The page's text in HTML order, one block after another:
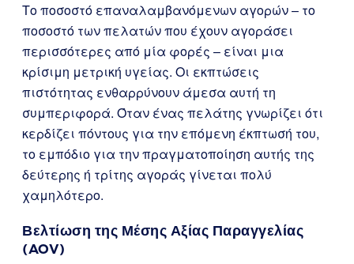
Το ποσοστό επαναλαμβανόμενων αγορών – το
ποσοστό των πελατών που έχουν αγοράσει
περισσότερες από μία φορές – είναι μια
κρίσιμη μετρική υγείας. Οι εκπτώσεις
πιστότητας ενθαρρύνουν άμεσα αυτή τη
συμπεριφορά. Όταν ένας πελάτης γνωρίζει ότι
κερδίζει πόντους για την επόμενη έκπτωσή του,
το εμπόδιο για την πραγματοποίηση αυτής της
δεύτερης ή τρίτης αγοράς γίνεται πολύ
χαμηλότερο.
Βελτίωση της Μέσης Αξίας Παραγγελίας
(AOV)